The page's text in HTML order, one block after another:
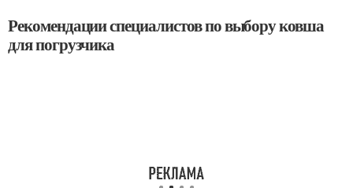
Рекомендации специалистов по выбору ковша
для погрузчика